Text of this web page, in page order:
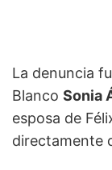
La denuncia
Blanco Sonia
esposa de
directamente